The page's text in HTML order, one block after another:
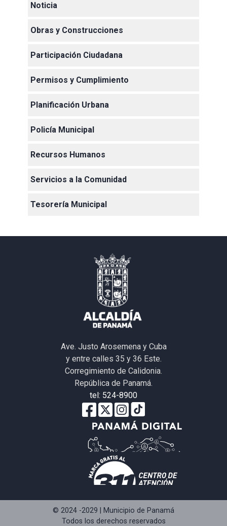
Noticia
Obras y Construcciones
Participación Ciudadana
Permisos y Cumplimiento
Planificación Urbana
Policía Municipal
Recursos Humanos
Servicios a la Comunidad
Tesorería Municipal
Ave. Justo Arosemena y Cuba
y entre calles 35 y 36 Este.
Corregimiento de Calidonia.
República de Panamá.
tel: 524-8900
© 2024 -2029 | Municipio de Panamá
Todos los derechos reservados